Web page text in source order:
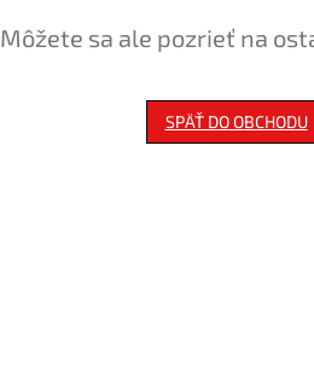
Môžete sa ale pozrieť na
SPÄŤ DO OBCHODU